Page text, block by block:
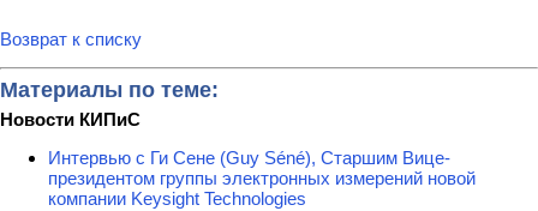
Возврат к списку
Материалы по теме:
Новости КИПиС
Интервью с Ги Сене (Guy Séné), Старшим Вице-
президентом группы электронных измерений новой
компании Keysight Technologies